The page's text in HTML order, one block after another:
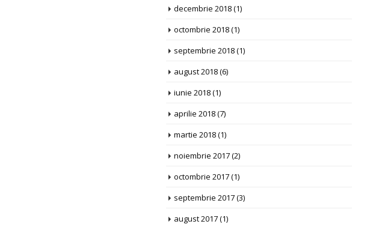
decembrie 2018(1)
octombrie 2018(1)
septembrie 2018(1)
august 2018(6)
iunie 2018(1)
aprilie 2018(7)
martie 2018(1)
noiembrie 2017(2)
octombrie 2017(1)
septembrie 2017(3)
august 2017(1)